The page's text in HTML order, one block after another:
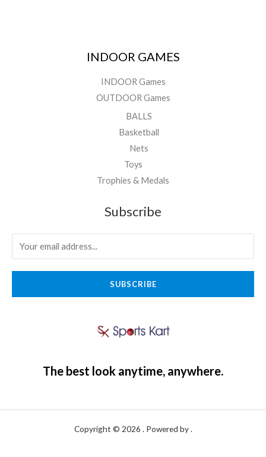
INDOOR GAMES
INDOOR Games
OUTDOOR Games
BALLS
Basketball
Nets
Toys
Trophies & Medals
Subscribe
SUBSCRIBE
The best look anytime, anywhere.
Copyright © 2026 . Powered by .